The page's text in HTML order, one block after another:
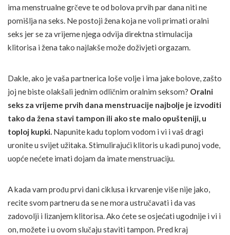
ima menstrualne grčeve te od bolova prvih par dana niti ne
pomišlja na seks. Ne postoji žena koja ne voli primati oralni
seks jer se za vrijeme njega odvija direktna stimulacija
klitorisa i žena tako najlakše može doživjeti orgazam.
Dakle, ako je vaša partnerica loše volje i ima jake bolove, zašto
joj ne biste olakšali jednim odličnim oralnim seksom? Oralni
seks za vrijeme prvih dana menstruacije najbolje je izvoditi
tako da žena stavi tampon ili ako ste malo opušteniji, u
toploj kupki. Napunite kadu toplom vodom i vi i vaš dragi
uronite u svijet užitaka. Stimulirajući klitoris u kadi punoj vode,
uopće nećete imati dojam da imate menstruaciju.
A kada vam prođu prvi dani ciklusa i krvarenje više nije jako,
recite svom partneru da se ne mora ustručavati i da vas
zadovolji i lizanjem klitorisa. Ako ćete se osjećati ugodnije i vi i
on, možete i u ovom slučaju staviti tampon. Pred kraj